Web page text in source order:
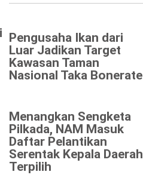
Pengusaha Ikan dari
Luar Jadikan Target
Kawasan Taman
Nasional Taka Bonerate
Menangkan Sengketa
Pilkada, NAM Masuk
Daftar Pelantikan
Serentak Kepala Daerah
Terpilih